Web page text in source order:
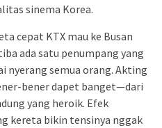
sinema Korea.
cepat KTX mau ke Busan
ada satu penumpang yang
nyerang semua orang. Akting
bener dapet banget—dari
yang heroik. Efek
kereta bikin tensinya nggak